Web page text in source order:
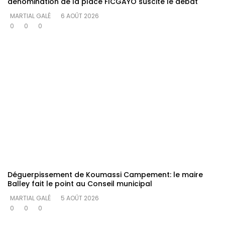
MARTIAL GALÉ
6 AOÛT 2026
0
0 0
Déguerpissement de Koumassi Campement: le maire
Balley fait le point au Conseil municipal
MARTIAL GALÉ
5 AOÛT 2026
0
0 0